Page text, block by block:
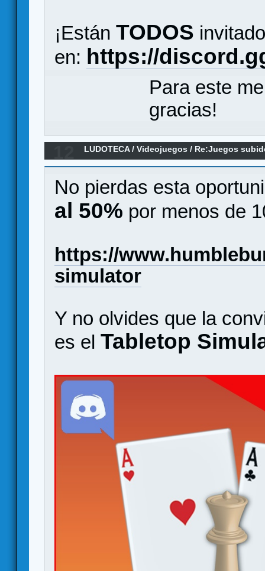
¡Están TODOS
en: https://
Para este
gracias!
LUDOTECA/Videojuegos / Re:Juegos
No pierdas esta
al 50% por menos de
https://
simulator
Y no olvides que la
es el Tabletop